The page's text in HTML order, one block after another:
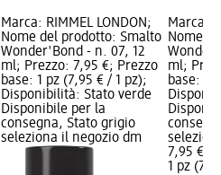
Marca: RIMMEL LONDON;
Nome del prodotto: Smalto
Wonder'Bond - n. 07, 12
ml; Prezzo: 7,95 €; Prezzo
base: 1 pz (7,95 € / 1 pz);
Disponibilità: Stato verde
Disponibile per la
consegna, Stato grigio
seleziona il negozio dm
Marca:
Nome
ml;
base: 1
7,95 €
1 pz